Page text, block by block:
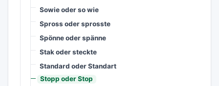
Sowie oder so wie
Spross oder sprosste
Spönne oder spänne
Stak oder steckte
Standard oder Standart
Stopp oder Stop